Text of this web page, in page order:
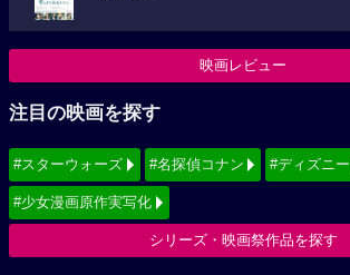
映画レビュー
注目の映画を探す
#スターウォーズ #名探偵コナン #ディズニー
#少女漫画原作実写化
シリーズ・映画祭作品を探す